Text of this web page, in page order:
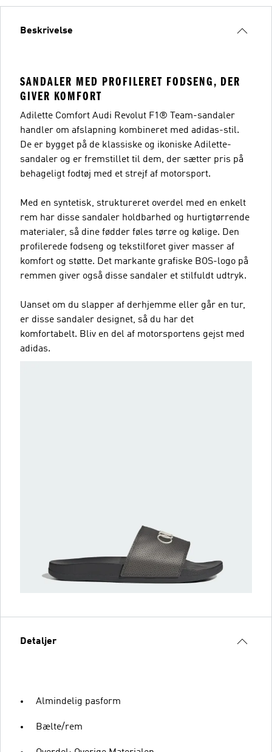
Beskrivelse
SANDALER MED PROFILERET FODSENG, DER
GIVER KOMFORT
Adilette Comfort Audi Revolut F1® Team-sandaler
handler om afslapning kombineret med adidas-stil.
De er bygget på de klassiske og ikoniske Adilette-
sandaler og er fremstillet til dem, der sætter pris på
behageligt fodtøj med et strejf af motorsport.
Med en syntetisk, struktureret overdel med en enkelt
rem har disse sandaler holdbarhed og hurtigtørrende
materialer, så dine fødder føles tørre og kølige. Den
profilerede fodseng og tekstilforet giver masser af
komfort og støtte. Det markante grafiske BOS-logo på
remmen giver også disse sandaler et stilfuldt udtryk.
Uanset om du slapper af derhjemme eller går en tur,
er disse sandaler designet, så du har det
komfortabelt. Bliv en del af motorsportens gejst med
adidas.
Detaljer
Almindelig pasform
Bælte/rem